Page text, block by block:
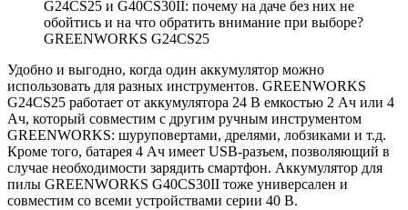
GREENWORKS G24CS25
Удобно и выгодно, когда один аккумулятор можно
использовать для разных инструментов. GREENWORKS
G24CS25 работает от аккумулятора 24 В емкостью 2 Ач или 4
Ач, который совместим с другим ручным инструментом
GREENWORKS: шуруповертами, дрелями, лобзиками и т.д.
Кроме того, батарея 4 Ач имеет USB-разъем, позволяющий в
случае необходимости зарядить смартфон. Аккумулятор для
пилы GREENWORKS G40CS30II тоже универсален и
совместим со всеми устройствами серии 40 В.